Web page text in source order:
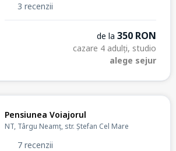
3 recenzii
de la 350 RON
cazare 4 adulți, studio
alege sejur
Pensiunea Voiajorul
NT, Târgu Neamț, str. Ștefan Cel Mare
7 recenzii